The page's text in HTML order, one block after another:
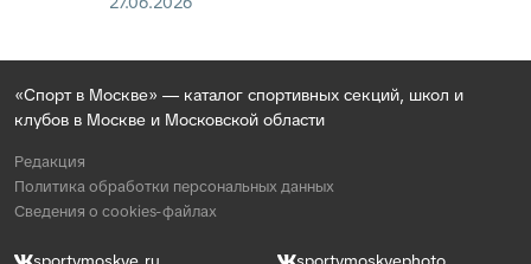
«Спорт в Москве» — каталог спортивных секций, школ и
клубов в Москве и Московской области
Редакция
Политика обработки персональных данных
Сведения о cookies-файлах